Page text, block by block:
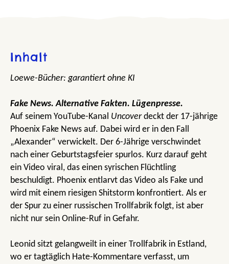
Inhalt
Loewe-Bücher: garantiert ohne KI
Fake News. Alternative Fakten. Lügenpresse.
Auf seinem YouTube-Kanal Uncoverdeckt der 17-jährige
Phoenix Fake News auf. Dabei wird er in den Fall
„Alexander“ verwickelt. Der 6-Jährige verschwindet
nach einer Geburtstagsfeier spurlos. Kurz darauf geht
ein Video viral, das einen syrischen Flüchtling
beschuldigt. Phoenix entlarvt das Video als Fake und
wird mit einem riesigen Shitstorm konfrontiert. Als er
der Spur zu einer russischen Trollfabrik folgt, ist aber
nicht nur sein Online-Ruf in Gefahr.
Leonid sitzt gelangweilt in einer Trollfabrik in Estland,
wo er tagtäglich Hate-Kommentare verfasst, um